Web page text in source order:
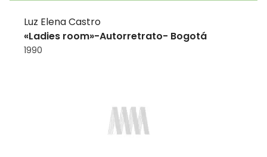
Luz Elena Castro
«Ladies room»-Autorretrato- Bogotá
1990